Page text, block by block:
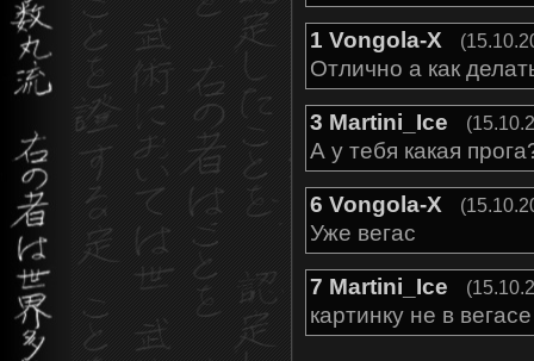
1 Vongola-X
Отлично а как
3 Martini_Ice
А у тебя какая
6 Vongola-X
Уже вегас
7 Martini_Ice
картинку не в